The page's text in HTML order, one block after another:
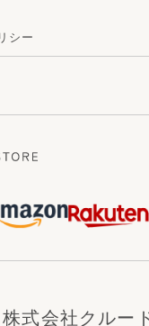
シー
株式会社クルー